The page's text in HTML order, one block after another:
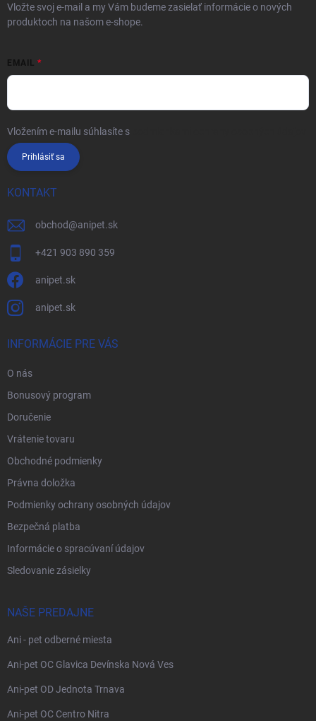
Vložte svoj e-mail a my Vám budeme zasielať informácie o nových
produktoch na našom e-shope.
EMAIL
Vložením e-mailu súhlasíte s
Prihlásiť sa
KONTAKT
obchod@anipet.sk
+421 903 890 359
anipet.sk
anipet.sk
INFORMÁCIE PRE VÁS
O nás
Bonusový program
Doručenie
Vrátenie tovaru
Obchodné podmienky
Právna doložka
Podmienky ochrany osobných údajov
Bezpečná platba
Informácie o spracúvaní údajov
Sledovanie zásielky
NAŠE PREDAJNE
Ani - pet odberné miesta
Ani-pet OC Glavica Devínska Nová Ves
Ani-pet OD Jednota Trnava
Ani-pet OC Centro Nitra